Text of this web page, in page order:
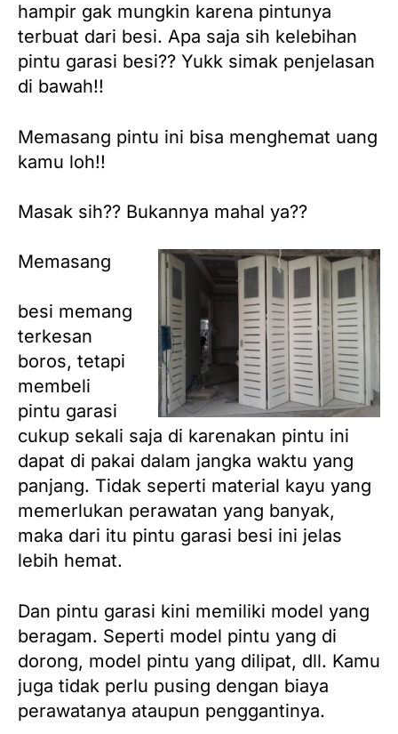
hampir gak mungkin karena pintunya
terbuat dari besi. Apa saja sih kelebihan
pintu garasi besi?? Yukk simak penjelasan
di bawah!!
Memasang pintu ini bisa menghemat uang
kamu loh!!
Masak sih?? Bukannya mahal ya??
Memasang
besi memang
terkesan
boros, tetapi
membeli
pintu garasi
cukup sekali saja di karenakan pintu ini
dapat di pakai dalam jangka waktu yang
panjang. Tidak seperti material kayu yang
memerlukan perawatan yang banyak,
maka dari itu pintu garasi besi ini jelas
lebih hemat.
Dan pintu garasi kini memiliki model yang
beragam. Seperti model pintu yang di
dorong, model pintu yang dilipat, dll. Kamu
juga tidak perlu pusing dengan biaya
perawatanya ataupun penggantinya.